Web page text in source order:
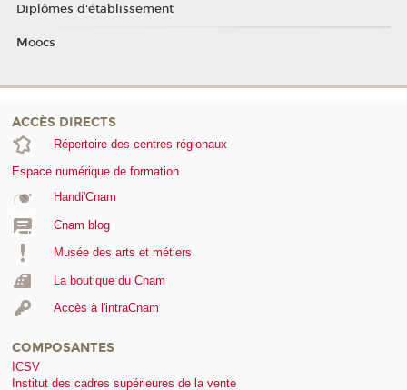
Diplômes d'établissement
Moocs
ACCÈS DIRECTS
Répertoire des centres régionaux
Espace numérique de formation
Handi'Cnam
Cnam blog
Musée des arts et métiers
La boutique du Cnam
Accès à l'intraCnam
COMPOSANTES
ICSV
Institut des cadres supérieures de la vente